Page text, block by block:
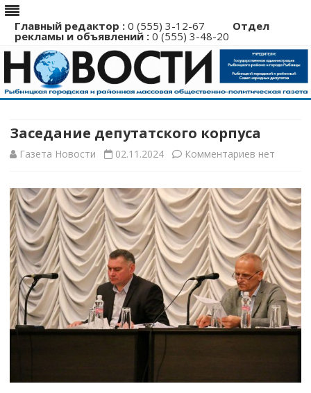
Главный редактор : 0 (555) 3-12-67 Отдел
рекламы и объявлений : 0 (555) 3-48-20
Перейти
Заседание депутатского корпуса
Газета Новости 02.11.2024 Комментариев к
Заседание
корпуса
нет